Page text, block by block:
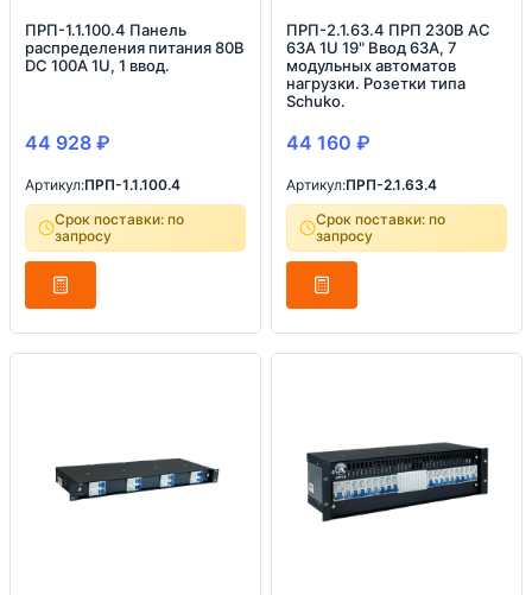
ПРП-1.1.100.4 Панель
распределения питания 80В
DC 100А 1U, 1 ввод.
44 928 ₽
Артикул:ПРП-1.1.100.4
Срок поставки: по
запросу
ПРП-2.1.63.4 ПРП 230В AC
63А 1U 19" Ввод 63А, 7
модульных автоматов
нагрузки. Розетки типа
Schuko.
44 160 ₽
Артикул:ПРП-2.1.63.4
Срок поставки: по
запросу